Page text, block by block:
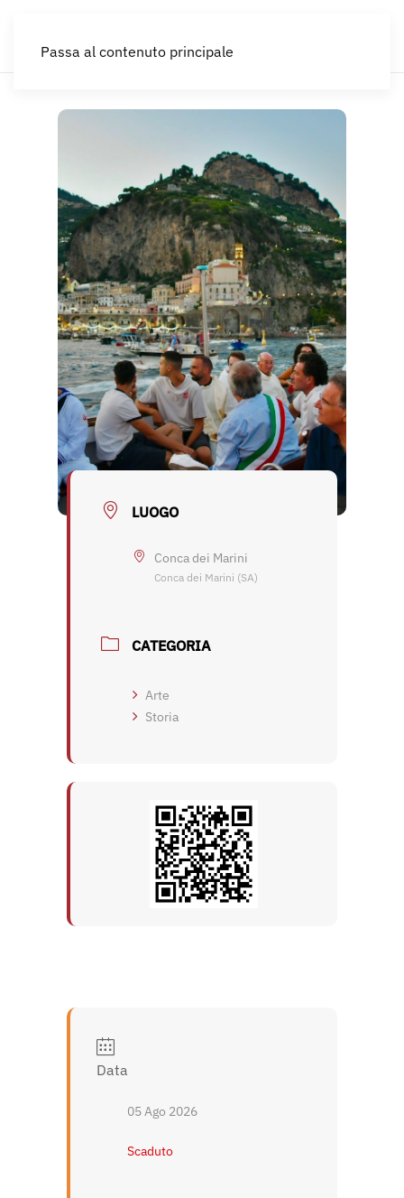
Passa al contenuto principale
LUOGO
Conca dei Marini
Conca dei Marini (SA)
CATEGORIA
Arte
Storia
Data
05 Ago 2026
Scaduto